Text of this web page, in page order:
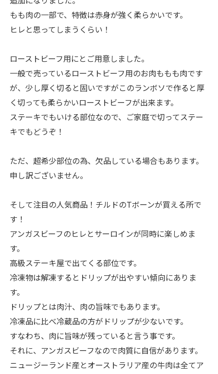
もも肉の一部で、特徴は赤身が強く柔らかいです。
ヒレと思ってしまうくらい！
ローストビーフ用にとご用意しました。
一般で売っているローストビーフ用のお肉ももも肉です
が、少し厚く切ると固いですがこのランボソで作ると厚
く切っても柔らかいローストビーフが出来ます。
ステーキでもいける部位なので、ご家庭で切ってステー
キでもどうぞ！
ただ、超希少部位の為、欠品している場合もあります。
申し訳ございません。
そして注目の人気商品！チルドのTボーンが買える所で
す！
アンガスビーフのヒレとサーロインが同時に楽しめま
す。
高級ステーキ屋で出てくる部位です。
冷凍物は解凍するとドリップが出やすい傾向にありま
す。
ドリップとは肉汁、肉の旨味でもあります。
冷凍品に比べ冷蔵品の方がドリップが少ないです。
すなわち、肉に旨味が残っていると言う事です。
それに、アンガスビーフなので肉質に自信があります。
ニュージーランド産とオーストラリア産の牛肉は全てア